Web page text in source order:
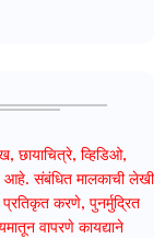
छायाचित्रे, व्हिडिओ,
आहे. संबंधित मालकाची लेखी
प्रतिकृत करणे, पुनर्मुद्रित
वापरणे कायद्याने